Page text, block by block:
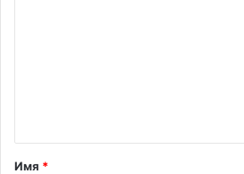
Имя *